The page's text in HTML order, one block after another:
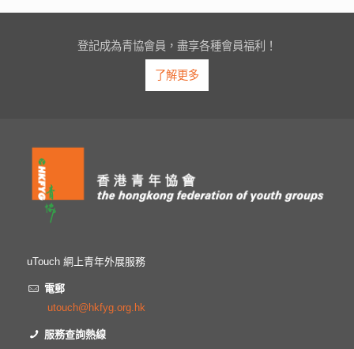
登記成為青協會員，盡享各種會員福利！
了解更多
uTouch 網上青年外展服務
電郵
utouch@hkfyg.org.hk
服務查詢熱線